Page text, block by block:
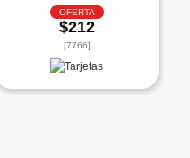
OFERTA
$212
[7766]